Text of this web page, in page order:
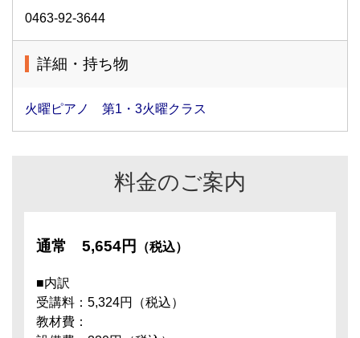
0463-92-3644
詳細・持ち物
火曜ピアノ 第1・3火曜クラス
料金のご案内
通常 5,654円 （税込）
■内訳
受講料：5,324円（税込）
教材費：